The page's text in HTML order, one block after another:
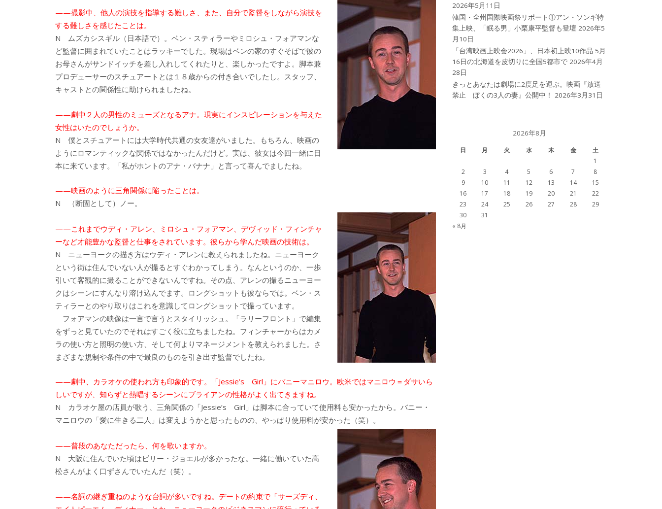
——撮影中、他人の演技を指導する難しさ、また、自分で監督をしながら演技を
する難しさを感じたことは。
N ムズカシスギル（日本語で）。ベン・スティラーやミロシュ・フォアマンな
ど監督に囲まれていたことはラッキーでした。現場はベンの家のすぐそばで彼の
お母さんがサンドイッチを差し入れしてくれたりと、楽しかったですよ。脚本兼
プロデューサーのスチュアートとは１８歳からの付き合いでしたし。スタッフ、
キャストとの関係性に助けられましたね。
——劇中２人の男性のミューズとなるアナ。現実にインスピレーションを与えた
女性はいたのでしょうか。
N 僕とスチュアートには大学時代共通の女友達がいました。もちろん、映画の
ようにロマンティックな関係ではなかったんだけど。実は、彼女は今回一緒に日
本に来ています。「私がホントのアナ・バナナ」と言って喜んでましたね。
——映画のように三角関係に陥ったことは。
N （断固として）ノー。
——これまでウディ・アレン、ミロシュ・フォアマン、デヴィッド・フィンチャ
ーなど才能豊かな監督と仕事をされています。彼らから学んだ映画の技術は。
N ニューヨークの描き方はウディ・アレンに教えられましたね。ニューヨーク
という街は住んでいない人が撮るとすぐわかってしまう。なんというのか、一歩
引いて客観的に撮ることができないんですね。その点、アレンの撮るニューヨー
クはシーンにすんなり溶け込んでます。ロングショットも彼ならでは。ベン・ス
ティラーとのやり取りはこれを意識してロングショットで撮っています。
フォアマンの映像は一言で言うとスタイリッシュ。「ラリーフロント」で編集
をずっと見ていたのでそれはすごく役に立ちましたね。フィンチャーからはカメ
ラの使い方と照明の使い方、そして何よりマネージメントを教えられました。さ
まざまな規制や条件の中で最良のものを引き出す監督でしたね。
——劇中、カラオケの使われ方も印象的です。「Jessie’s Girl」にバニーマニロウ。欧米ではマニロウ＝ダサいら
しいですが、知らずと熱唱するシーンにブライアンの性格がよく出てきますね。
N カラオケ屋の店員が歌う、三角関係の「Jessie’s Girl」は脚本に合っていて使用料も安かったから。バニー・
マニロウの「愛に生きる二人」は変えようかと思ったものの、やっぱり使用料が安かった（笑）。
——普段のあなただったら、何を歌いますか。
N 大阪に住んでいた頃はビリー・ジョエルが多かったな。一緒に働いていた高
松さんがよく口ずさんでいたんだ（笑）。
——名詞の継ぎ重ねのような台詞が多いですね。デートの約束で「サーズディ、
2026年5月11日
韓国・全州国際映画祭リポート①アン・ソンギ特
集上映、「眠る男」小栗康平監督も登壇 2026年5
月10日
「台湾映画上映会2026」、日本初上映10作品 5月
16日の北海道を皮切りに全国5都市で 2026年4月
28日
きっとあなたは劇場に2度足を運ぶ。映画『放送
禁止 ぼくの3人の妻』公開中！
2026年3月31日
2026年8月
日 月 火 水 木 金
土
1
2
3 4 5 6 7
8
9
10 11 12 13 14
15
16
17 18 19 20 21
22
23
24 25 26 27 28
29
30
31
« 8月